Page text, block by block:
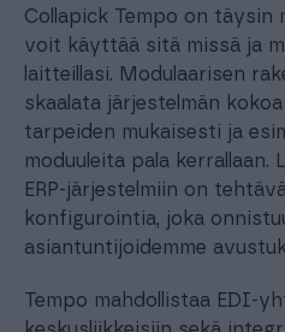
Collapick Tempo on täysin
voit käyttää sitä missä ja
laitteillasi. Modulaarisen
skaalata järjestelmän
tarpeiden mukaisesti ja
moduuleita pala kerrallaan.
ERP-järjestelmiin on
konfigurointia, joka
asiantuntijoidemme
Tempo mahdollistaa EDI-